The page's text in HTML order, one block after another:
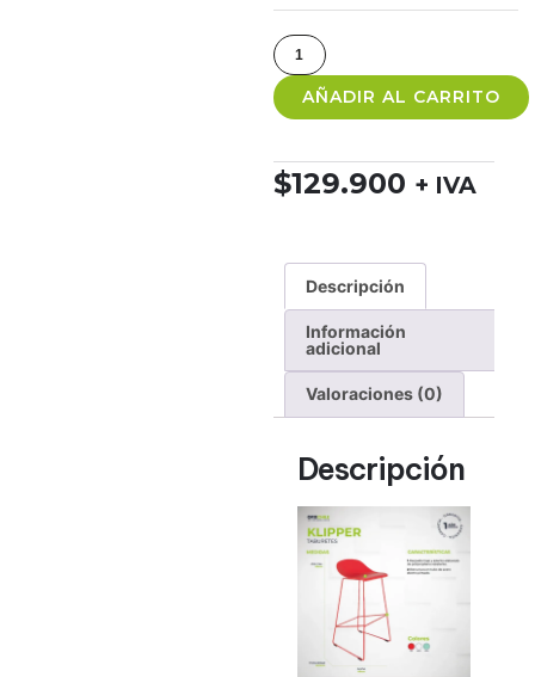
AÑADIR AL CARRITO
$129.900 + IVA
Descripción
Información
adicional
Valoraciones (0)
Descripción